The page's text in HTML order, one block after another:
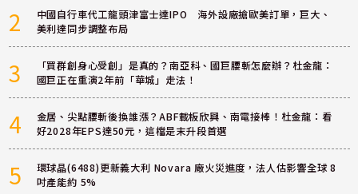
2
中國自行車代工龍頭津富士達IPO 海外設廠搶歐美訂單，巨大、
美利達同步調整布局
3
「買群創身心受創」是真的？南亞科、國巨腰斬怎麼辦？杜金龍：
國巨正在重演2年前「華城」走法！
4
金居、尖點腰斬後換誰漲？ABF載板欣興、南電接棒！杜金龍：看
好2028年EPS達50元，這檔是末升段首選
5
環球晶(6488)更新義大利 Novara 廠火災進度，法人估影響全球 8
吋產能約 5%